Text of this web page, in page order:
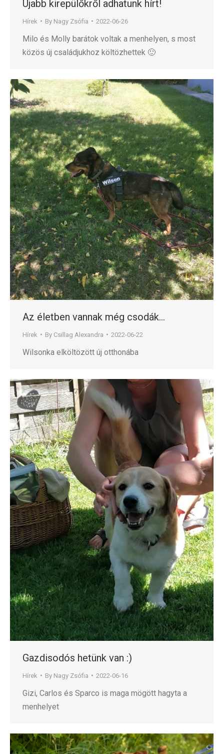
Újabb kirepülőkről adhatunk hírt!
Hírek By Nagy Zsófia 2022-06-26
Milo és Molly barátok voltak a menhelyen, s most
közös új családjukhoz költözhettek 🙂
Az életben vannak még csodák…
Hírek By Csillag Alexandra 2022-06-22
Wilsonka elköltözött új otthonába
Gazdisodós hetünk van :)
Hírek By Nagy Zsófia 2022-06-16
Gizi, Carlos és Sparco is maga mögött hagyta a
menhelyet